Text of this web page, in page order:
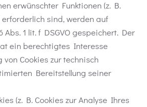
erwünschter Funktionen (z. B.
sind, werden auf
Abs. 1 lit. f DSGVO gespeichert. Der
ein berechtigtes Interesse
Cookies zur technisch
Bereitstellung seiner
(z. B. Cookies zur Analyse Ihres